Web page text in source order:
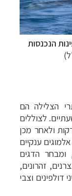
הנכנסות
הצלילה הם
לצוללים
מומלץ לצלול כשעה או כ- 45 דקות ולאחר מכן
ענקיים
ומבחר הדגים
זהרונים,
דולפינים וצבי
היעדים »
לרשימת היעדים
לחצו לרשימת